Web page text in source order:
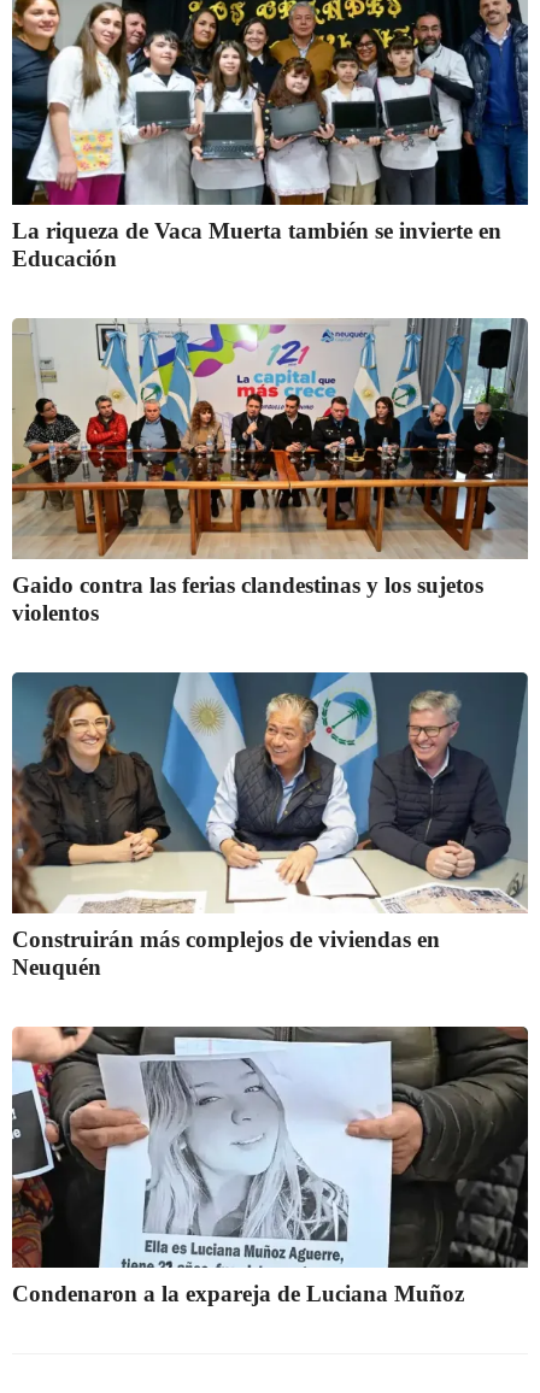
La riqueza de Vaca Muerta también se invierte en
Educación
Gaido contra las ferias clandestinas y los sujetos
violentos
Construirán más complejos de viviendas en
Neuquén
Condenaron a la expareja de Luciana Muñoz